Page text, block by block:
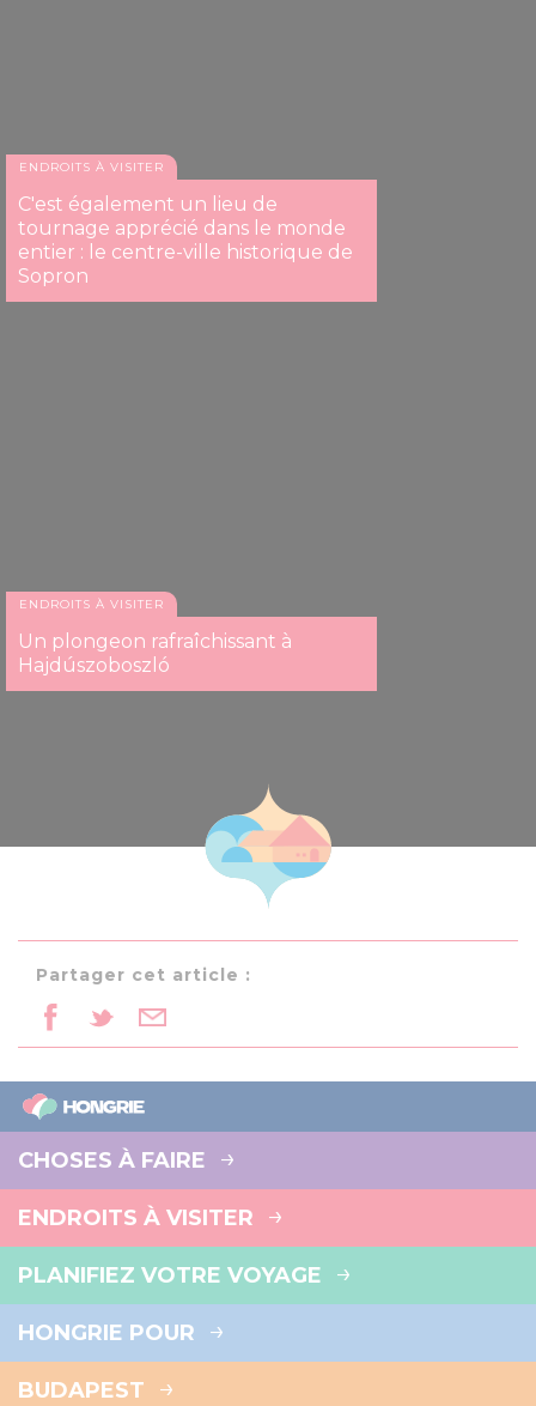
ENDROITS À VISITER
C'est également un lieu de
tournage apprécié dans le monde
entier : le centre-ville historique de
Sopron
ENDROITS À VISITER
Un plongeon rafraîchissant à
Hajdúszoboszló
Partager cet article :
CHOSES À FAIRE
ENDROITS À VISITER
PLANIFIEZ VOTRE VOYAGE
HONGRIE POUR
BUDAPEST